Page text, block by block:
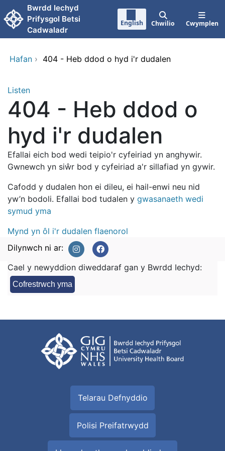
Neidio i'r prif gynnwy
Bwrdd Iechyd
Prifysgol Betsi
Cadwaladr
English Chwilio Cwymplen
Hafan › 404 - Heb ddod o hyd i'r dudalen
Listen
404 - Heb ddod o
hyd i'r dudalen
Efallai eich bod wedi teipio'r cyfeiriad yn anghywir.
Gwnewch yn siŵr bod y cyfeiriad a'r sillafiad yn gywir.
Cafodd y dudalen hon ei dileu, ei hail-enwi neu nid
yw’n bodoli. Efallai bod tudalen y gwasanaeth wedi
symud yma
Mynd yn ôl i'r dudalen flaenorol
Dilynwch ni ar:
Cael y newyddion diweddaraf gan y Bwrdd Iechyd:
Cofrestrwch yma
Telarau Defnyddio
Polisi Preifatrwydd